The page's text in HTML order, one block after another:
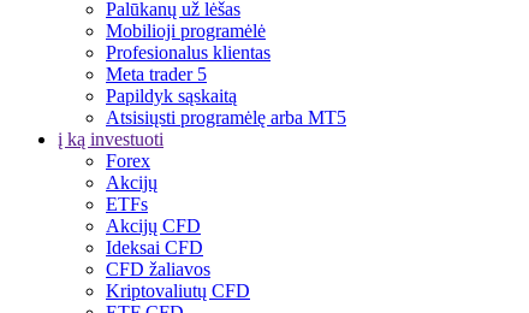
Palūkanų už lėšas
Mobilioji programėlė
Profesionalus klientas
Meta trader 5
Papildyk sąskaitą
Atsisiųsti programėlę arba MT5
į ką investuoti
Forex
Akcijų
ETFs
Akcijų CFD
Ideksai CFD
CFD žaliavos
Kriptovaliutų CFD